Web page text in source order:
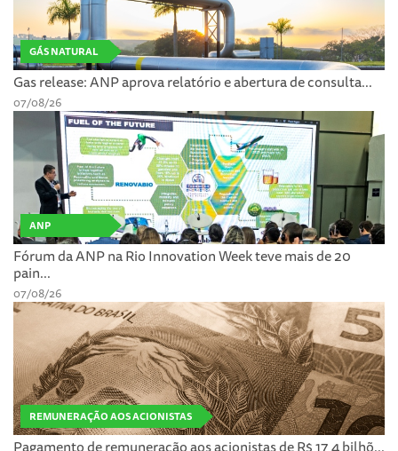
GÁS NATURAL
Gas release: ANP aprova relatório e abertura de consulta...
07/08/26
ANP
Fórum da ANP na Rio Innovation Week teve mais de 20
pain...
07/08/26
REMUNERAÇÃO AOS ACIONISTAS